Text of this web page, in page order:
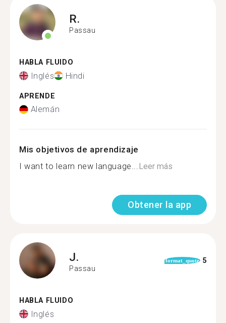
R.
Passau
HABLA FLUIDO
Inglés Hindi
APRENDE
Alemán
Mis objetivos de aprendizaje
I want to learn new language...Leer más
Obtener la app
J.
Passau
format_quote 5
HABLA FLUIDO
Inglés